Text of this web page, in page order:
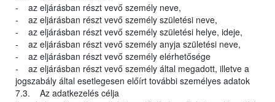
- az eljárásban részt vevő személy neve,
- az eljárásban részt vevő személy születési neve,
- az eljárásban részt vevő személy születési helye, ideje,
- az eljárásban részt vevő személy anyja születési neve,
- az eljárásban részt vevő személy elérhetősége
- az eljárásban részt vevő személy által megadott, illetve a
jogszabály által esetlegesen előírt további személyes adatok
7.3. Az adatkezelés célja